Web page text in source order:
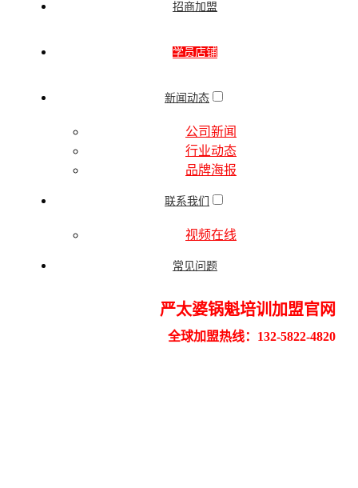
招商加盟
学员店铺
新闻动态
公司新闻
行业动态
品牌海报
联系我们
视频在线
常见问题
严太婆锅魁培训加盟官网
全球加盟热线：132-5822-4820